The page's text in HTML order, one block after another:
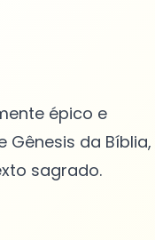
épico e
da Bíblia,
destacando suas principais narrativas com fidelidade ao texto sagrado.